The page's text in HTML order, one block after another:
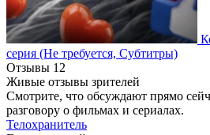
серия (Не требуется, Субтитры)
Отзывы 12
Живые отзывы зрителей
Смотрите, что обсуждают прямо
разговору о фильмах и сериалах.
Телохранитель